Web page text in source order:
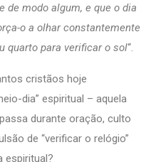
de modo algum, e que o dia
o a olhar constantemente
quarto para verificar o sol“.
cristãos hoje
dia” espiritual – aquela
durante oração, culto
de “verificar o relógio”
espiritual?